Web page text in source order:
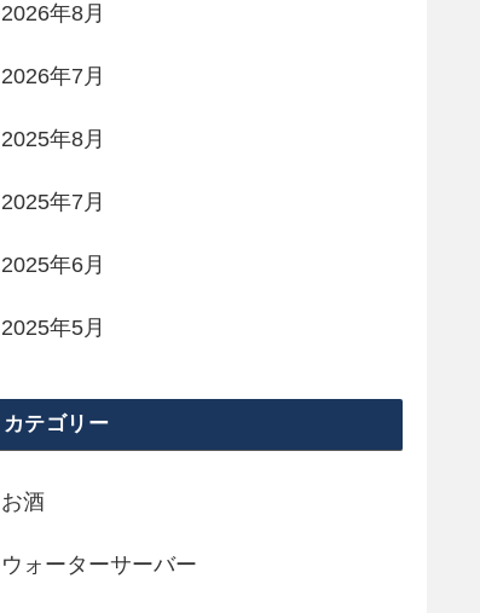
2026年8月
2026年7月
2025年8月
2025年7月
2025年6月
2025年5月
カテゴリー
お酒
ウォーターサーバー